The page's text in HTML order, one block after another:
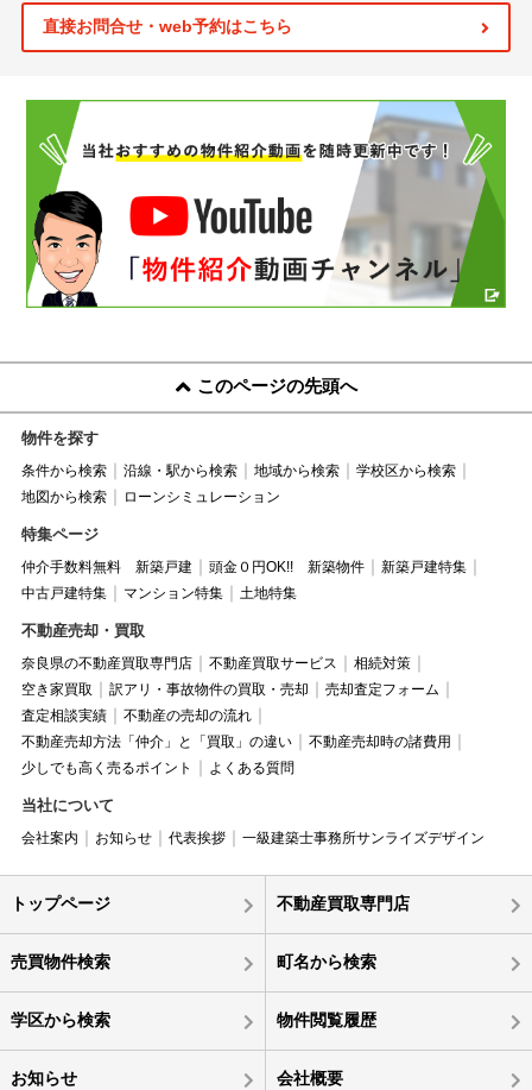
直接お問合せ・web予約はこちら
このページの先頭へ
物件を探す
条件から検索 沿線・駅から検索 地域から検索
学校区から検索
地図から検索
ローンシミュレーション
特集ページ
仲介手数料無料 新築戸建 頭金０円OK!! 新築物件
新築戸建特集
中古戸建特集
マンション特集 土地特集
不動産売却・買取
奈良県の不動産買取専門店 不動産買取サービス
相続対策
空き家買取
訳アリ・事故物件の買取・売却
売却査定フォーム
査定相談実績
不動産の売却の流れ
不動産売却方法「仲介」と「買取」の違い
不動産売却時の諸費用
少しでも高く売るポイント
よくある質問
当社について
会社案内 お知らせ 代表挨拶 一級建築士事務所サンライズデザイン
トップページ 不動産買取専門店
売買物件検索 町名から検索
学区から検索 物件閲覧履歴
お知らせ 会社概要